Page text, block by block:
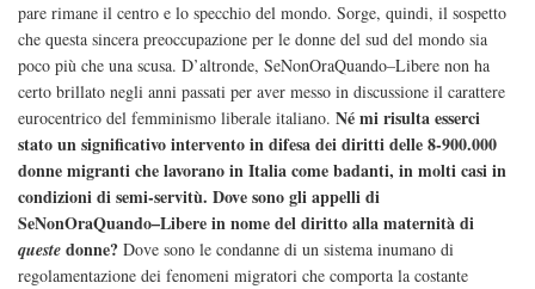
pare rimane il centro e lo specchio del mondo. Sorge, quindi, il sospetto
che questa sincera preoccupazione per le donne del sud del mondo sia
poco più che una scusa. D’altronde, SeNonOraQuando–Libere non ha
certo brillato negli anni passati per aver messo in discussione il carattere
eurocentrico del femminismo liberale italiano. Né mi risulta esserci
stato un significativo intervento in difesa dei diritti delle 8-900.000
donne migranti che lavorano in Italia come badanti, in molti casi in
condizioni di semi-servitù. Dove sono gli appelli di
SeNonOraQuando–Libere in nome del diritto alla maternità di
queste donne? Dove sono le condanne di un sistema inumano di
regolamentazione dei fenomeni migratori che comporta la costante